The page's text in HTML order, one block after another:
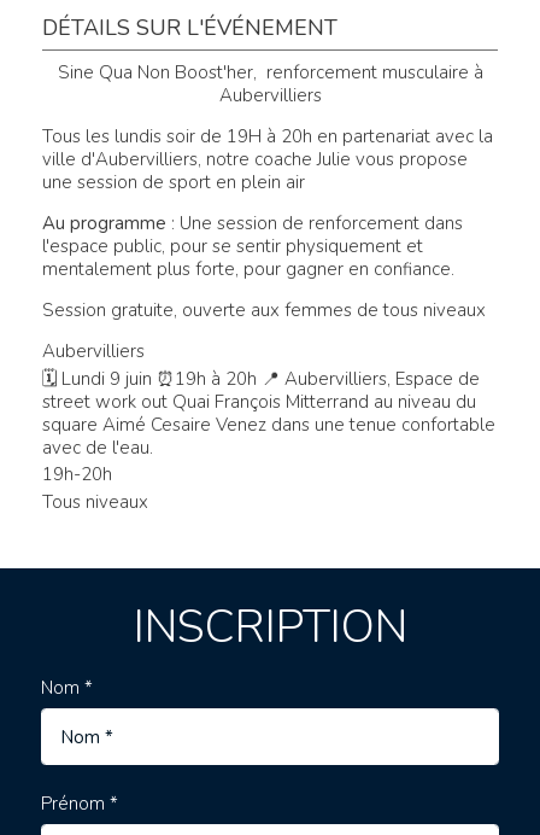
DÉTAILS SUR L'ÉVÉNEMENT
Sine Qua Non Boost'her, renforcement musculaire à
Aubervilliers
Tous les lundis soir de 19H à 20h en partenariat avec la
ville d'Aubervilliers, notre coache Julie vous propose
une session de sport en plein air
Au programme : Une session de renforcement dans
l'espace public, pour se sentir physiquement et
mentalement plus forte, pour gagner en confiance.
Session gratuite, ouverte aux femmes de tous niveaux
Aubervilliers
🗓 Lundi 9 juin ⏰19h à 20h 📍 Aubervilliers, Espace de
street work out Quai François Mitterrand au niveau du
square Aimé Cesaire Venez dans une tenue confortable
avec de l'eau.
19h-20h
Tous niveaux
INSCRIPTION
Nom *
Prénom *